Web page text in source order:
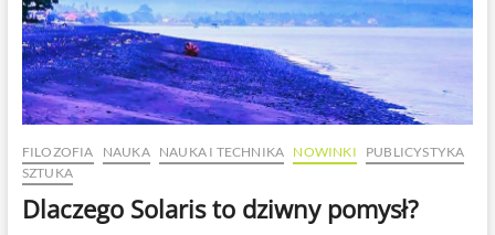
FILOZOFIA NAUKA NAUKA I TECHNIKA NOWINKI
PUBLICYSTYKA
SZTUKA
Dlaczego Solaris to dziwny pomysł?